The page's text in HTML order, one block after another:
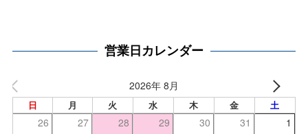
営業日カレンダー
2026年 8月
日 月 火 水 木 金 土
26 27 28 29 30 31 1